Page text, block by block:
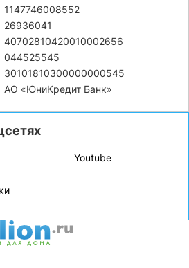
1147746008552
26936041
40702810420010002656
044525545
30101810300000000545
АО «ЮниКредит Банк»
Youtube